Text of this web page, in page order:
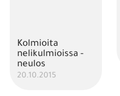
Kolmioita
nelikulmioissa -
neulos
20.10.2015